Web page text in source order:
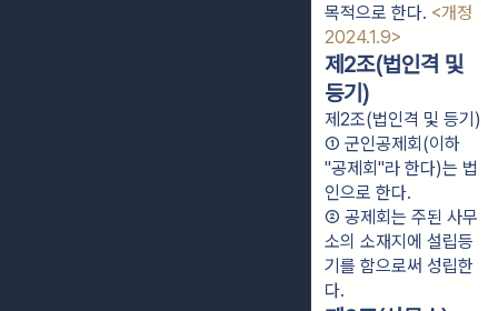
목적으로 한다. <개정
2024.1.9>
제2조(법인격 및
등기)
제2조(법인격 및 등기)
① 군인공제회(이하
"공제회"라 한다)는 법
인으로 한다.
② 공제회는 주된 사무
소의 소재지에 설립등
기를 함으로써 성립한
다.